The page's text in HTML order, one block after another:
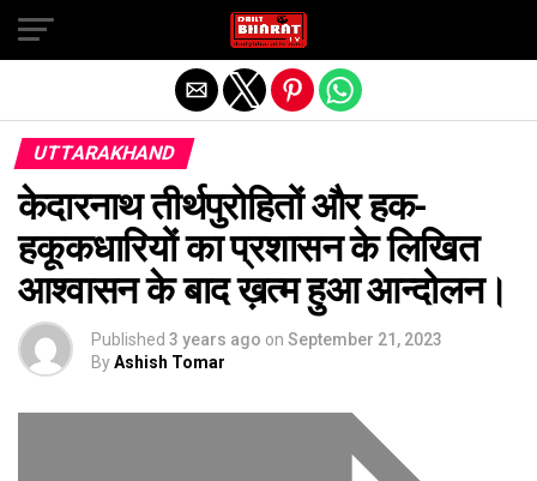
UTTARAKHAND
केदारनाथ तीर्थपुरोहितों और हक-
हकूकधारियों का प्रशासन के लिखित
आश्वासन के बाद ख़त्म हुआ आन्दोलन।
Published 3 years ago on September 21, 2023
ByAshish Tomar
Exit mobile version